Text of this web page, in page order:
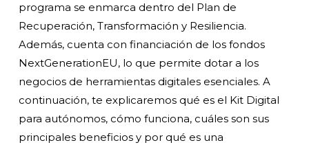
programa se enmarca dentro del Plan de
Recuperación, Transformación y Resiliencia.
Además, cuenta con financiación de los fondos
NextGenerationEU, lo que permite dotar a los
negocios de herramientas digitales esenciales. A
continuación, te explicaremos qué es el Kit Digital
para autónomos, cómo funciona, cuáles son sus
principales beneficios y por qué es una